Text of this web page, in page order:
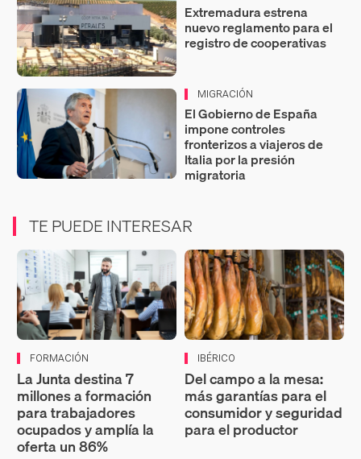
Extremadura estrena
nuevo reglamento para el
registro de cooperativas
MIGRACIÓN
El Gobierno de España
impone controles
fronterizos a viajeros de
Italia por la presión
migratoria
TE PUEDE INTERESAR
FORMACIÓN
La Junta destina 7
millones a formación
para trabajadores
ocupados y amplía la
oferta un 86%
IBÉRICO
Del campo a la mesa:
más garantías para el
consumidor y seguridad
para el productor